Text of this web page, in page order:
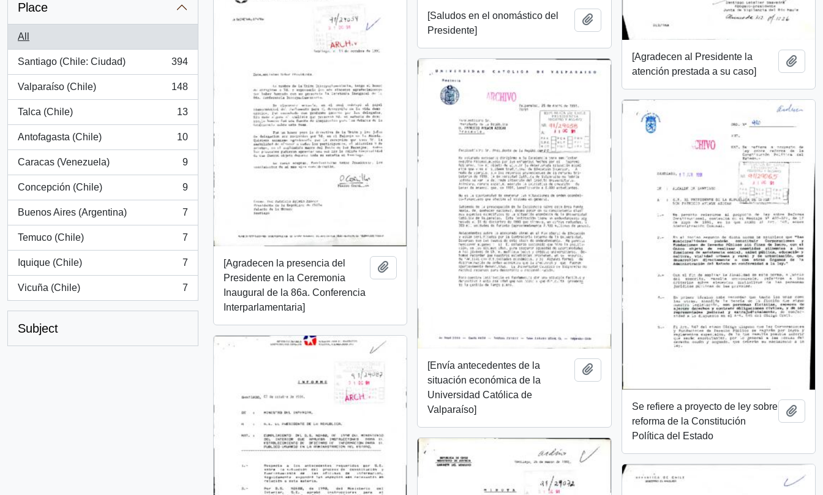
Place
All
Santiago (Chile: Ciudad)
, 394 results
394
Valparaíso (Chile)
, 148 results
148
Talca (Chile)
, 13 results
13
Antofagasta (Chile)
, 10 results
10
Caracas (Venezuela)
, 9 results
9
Concepción (Chile)
, 9 results
9
Buenos Aires (Argentina)
, 7 results
7
Temuco (Chile)
, 7 results
7
Iquique (Chile)
, 7 results
7
Vicuña (Chile)
, 7 results
7
Subject
[Saludos en el onomástico del
Presidente]
Add to clipboard
[Agradecen al Presidente la
atención prestada a su caso]
Add
[Agradecen la presencia del
Presidente en la Ceremonia
Inaugural de la 86a. Conferencia
Interparlamentaria]
Add to clipboard
[Envía antecedentes de la
situación económica de la
Universidad Católica de
Valparaíso]
Add to clipboard
Se refiere a proyecto de ley sobre
reforma de la Constitución
Política del Estado
Add